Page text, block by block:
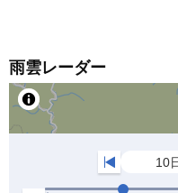
雨雲レーダー